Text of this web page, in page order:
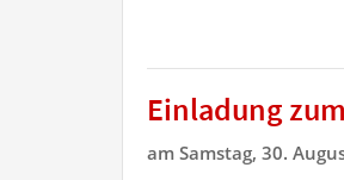
Einladung
am Samstag, 30.